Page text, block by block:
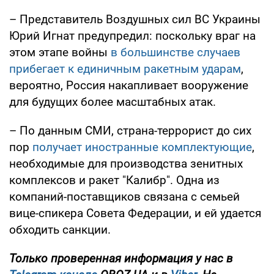
– Представитель Воздушных сил ВС Украины
Юрий Игнат предупредил: поскольку враг на
этом этапе войны в большинстве случаев
прибегает к единичным ракетным ударам,
вероятно, Россия накапливает вооружение
для будущих более масштабных атак.
– По данным СМИ, страна-террорист до сих
пор получает иностранные комплектующие,
необходимые для производства зенитных
комплексов и ракет "Калибр". Одна из
компаний-поставщиков связана с семьей
вице-спикера Совета Федерации, и ей удается
обходить санкции.
Только проверенная информация у нас в